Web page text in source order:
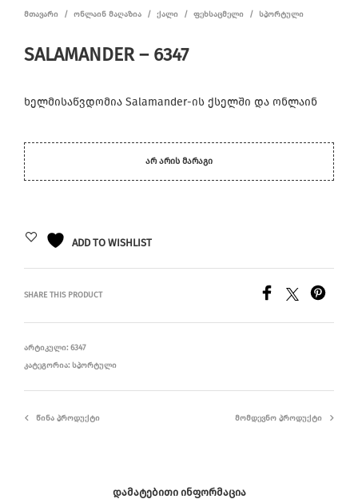
ᲛᲗᲐᲕᲐᲠᲘ / ᲝᲜᲚᲐᲘᲜ ᲛᲐᲦᲐᲖᲘᲐ / ᲥᲐᲚᲘ / ᲤᲔᲮᲡᲐᲪᲛᲔᲚᲘ / ᲡᲞᲝᲠᲢᲣᲚᲘ
SALAMANDER – 6347
ხელმისაწვდომია Salamander-ის ქსელში და ონლაინ
ᲐᲠ ᲐᲠᲘᲡ ᲛᲐᲠᲐᲒᲘ
ADD TO WISHLIST
SHARE THIS PRODUCT
ᲐᲠᲢᲘᲙᲣᲚᲘ: 6347
ᲙᲐᲢᲔᲒᲝᲠᲘᲐ: ᲡᲞᲝᲠᲢᲣᲚᲘ
ᲬᲘᲜᲐ ᲞᲠᲝᲓᲣᲥᲢᲘ ᲛᲝᲛᲓᲔᲕᲜᲝ ᲞᲠᲝᲓᲣᲥᲢᲘ
ᲓᲐᲛᲐᲢᲔᲑᲘᲗᲘ ᲘᲜᲤᲝᲠᲛᲐᲪᲘᲐ